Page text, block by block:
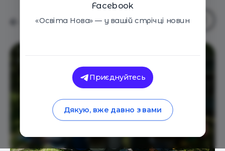
Facebook
«Освіта Нова» — у вашій стрічці новин
Приєднуйтесь
Дякую, вже давно з вами